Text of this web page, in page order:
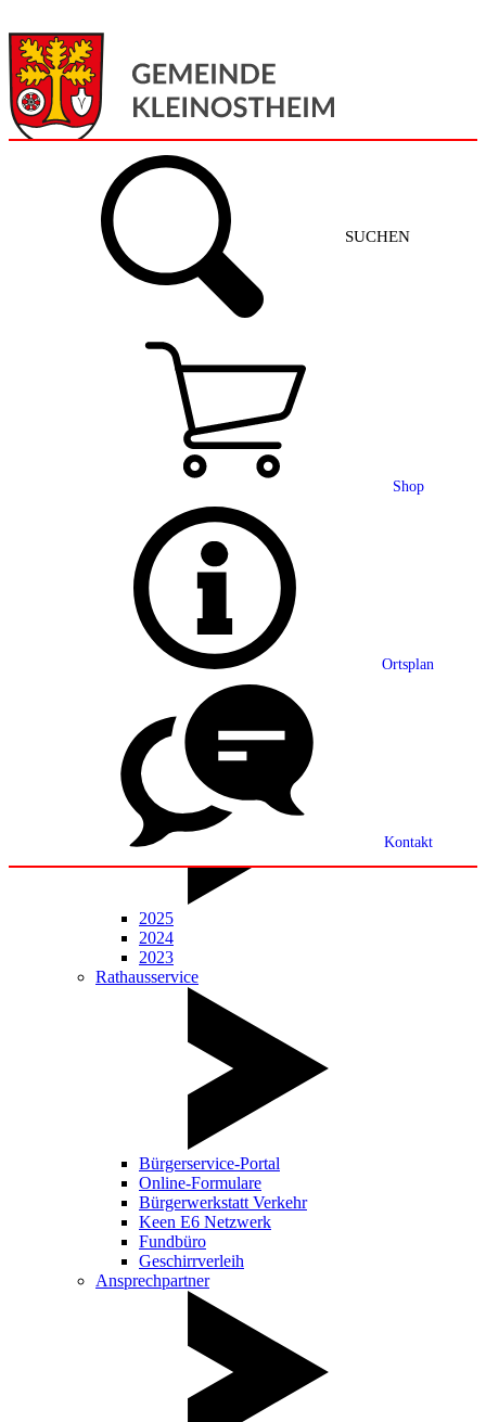
SUCHEN
Shop
Ortsplan
Kontakt
Gemeinde + Service
Grußwort
Ortsplan
Partnerschaft
Statistik
Mitteilungsblatt
2025
2024
2023
Rathausservice
Bürgerservice-Portal
Online-Formulare
Bürgerwerkstatt Verkehr
Keen E6 Netzwerk
Fundbüro
Geschirrverleih
Ansprechpartner